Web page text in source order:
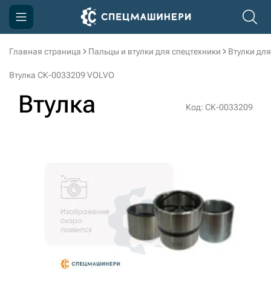
Главная страница Пальцы и втулки для спецтехники Втулки
Втулка СК-0033209 VOLVO
Втулка Код: СК-0033209
Компания
Доставка и оплата
3D тур по производству
3D тур по складам
sksale@skdst.ru